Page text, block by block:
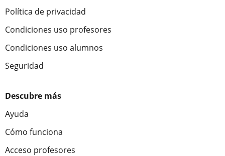
Política de privacidad
Condiciones uso profesores
Condiciones uso alumnos
Seguridad
Descubre más
Ayuda
Cómo funciona
Acceso profesores